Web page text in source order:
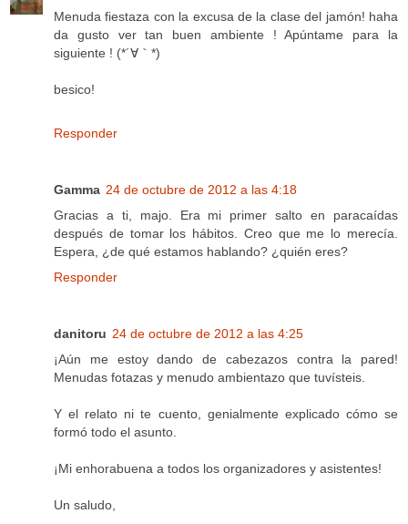
Menuda fiestaza con la excusa de la clase del jamón! haha
da gusto ver tan buen ambiente ! Apúntame para la
siguiente ! (*´∀｀*)ゞ
besico!
Responder
Gamma 24 de octubre de 2012 a las 4:18
Gracias a ti, majo. Era mi primer salto en paracaídas
después de tomar los hábitos. Creo que me lo merecía.
Espera, ¿de qué estamos hablando? ¿quién eres?
Responder
danitoru 24 de octubre de 2012 a las 4:25
¡Aún me estoy dando de cabezazos contra la pared!
Menudas fotazas y menudo ambientazo que tuvísteis.
Y el relato ni te cuento, genialmente explicado cómo se
formó todo el asunto.
¡Mi enhorabuena a todos los organizadores y asistentes!
Un saludo,